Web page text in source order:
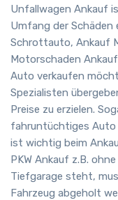
Unfallwagen Ankauf
Umfang der Schäden
Schrottauto, Ankauf
Motorschaden
Auto verkaufen
Spezialisten
Preise zu erzielen.
fahruntüchtiges Auto
ist wichtig beim
PKW Ankauf z.B.
Tiefgarage steht,
Fahrzeug abgeholt